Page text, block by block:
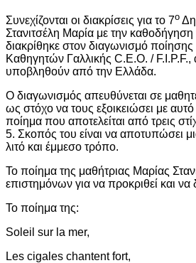
Συνεχίζονται οι διακρίσεις για το 7ο
Στανιτσέλη Μαρία με την
διακρίθηκε στον διαγωνισμό
Καθηγητών Γαλλικής C.E.O. /
υποβληθούν από την Ελλάδα.
Ο διαγωνισμός απευθύνεται σε
ως στόχο να τους εξοικειώσει με
ποίημα που αποτελείται από τρεις
5. Σκοπός του είναι να αποτυπώσει
λιτό και έμμεσο τρόπο.
Το ποίημα της μαθήτριας Μαρίας
επιστημόνων για να προκριθεί και να
Το ποίημα της:
Soleil sur la mer,
Les cigales chantent fort,